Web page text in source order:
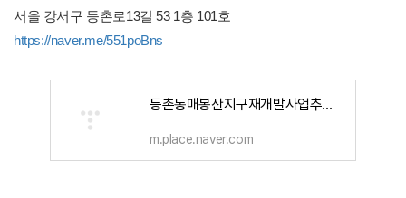
서울 강서구 등촌로13길 53 1층 101호
https://naver.me/551poBns
등촌동매봉산지구재개발사업추진위원회 : 네이버
m.place.naver.com